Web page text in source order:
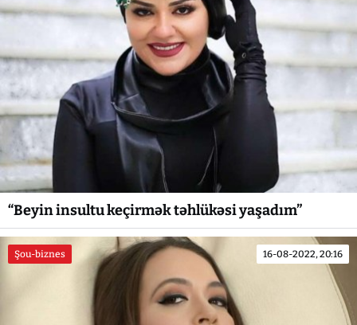
“Beyin insultu keçirmək təhlükəsi yaşadım”
Şou-biznes 16-08-2022, 20:16